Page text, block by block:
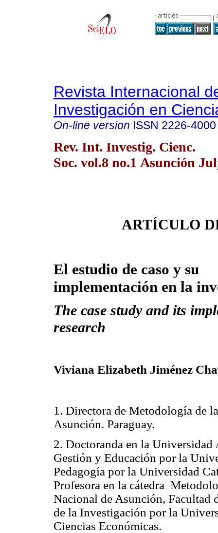
Revista Internacional
Investigación en
On-line version ISSN 2226-4000
Rev. Int. Investig. Cienc.
Soc. vol.8 no.1 Asunción
ARTÍCULO
El estudio de caso y su
implementación en la
The case study and its
research
Viviana Elizabeth Jiménez
1. Directora de Metodología de
Asunción. Paraguay.
2. Doctoranda en la
Gestión y Educación por la
Pedagogía por la Universidad
Profesora en la cátedra
Nacional de Asunción, Facultad
de la Investigación por la
Ciencias Económicas.